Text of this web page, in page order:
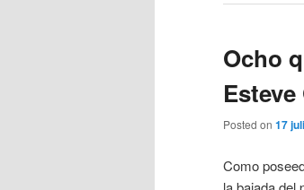
Ocho
Posted on 17
Como